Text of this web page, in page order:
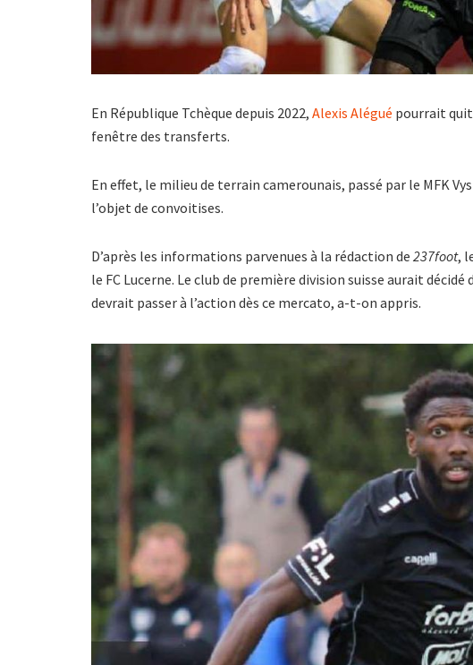
En République Tchèque depuis 2022, Alexis Alégué pourrait
fenêtre des transferts.
En effet, le milieu de terrain camerounais, passé par le MFK
l’objet de convoitises.
D’après les informations parvenues à la rédaction de 237foot,
le FC Lucerne. Le club de première division suisse aurait décidé
devrait passer à l’action dès ce mercato, a-t-on appris.